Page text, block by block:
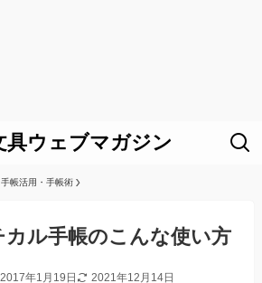
具ウェブマガジン
手帳活用・手帳術
カル手帳のこんな使い方
2017年1月19日 2021年12月14日